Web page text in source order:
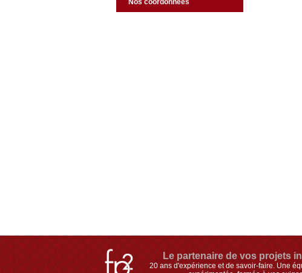
Nos coordonnées
Le partenaire de vos projets
20 ans d'expérience et de savoir-faire. Une